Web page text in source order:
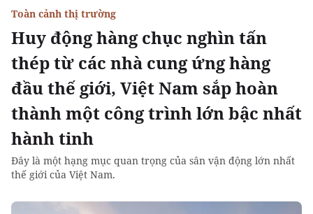
Huy động hàng chục nghìn tấn
thép từ các nhà cung ứng hàng
đầu thế giới, Việt Nam sắp hoàn
thành một công trình lớn bậc nhất
hành tinh
Toàn cảnh thị trường
Đây là một hạng mục quan trọng của sân vận động lớn nhất
thế giới của Việt Nam.